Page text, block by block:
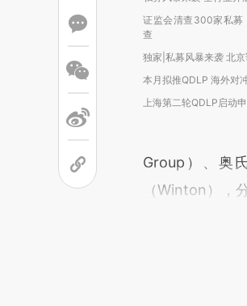
证监会清查300家私募
查
独家|私募风暴来袭 北
本月拟推QDLP 海外对
上海第二轮QDLP启动
Group）、奥
（Winton），